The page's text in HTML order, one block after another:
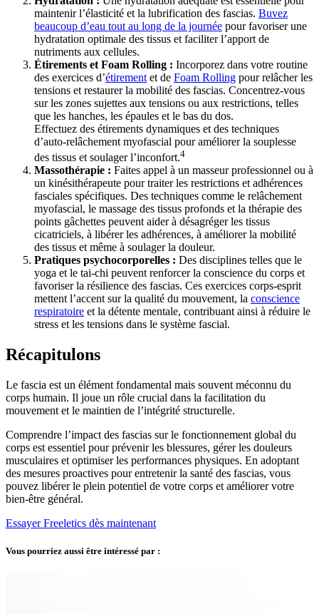
maintenir l’élasticité et la lubrification des fascias. Buvez
beaucoup d’eau tout au long de la journée pour favoriser une
hydratation optimale des tissus et faciliter l’apport de
nutriments aux cellules.
Étirements et Foam Rolling : Incorporez dans votre routine
des exercices d’étirement et de Foam Rolling pour relâcher les
tensions et restaurer la mobilité des fascias. Concentrez-vous
sur les zones sujettes aux tensions ou aux restrictions, telles
que les hanches, les épaules et le bas du dos.
Effectuez des étirements dynamiques et des techniques
d’auto-relâchement myofascial pour améliorer la souplesse
des tissus et soulager l’inconfort.4
Massothérapie : Faites appel à un masseur professionnel ou à
un kinésithérapeute pour traiter les restrictions et adhérences
fasciales spécifiques. Des techniques comme le relâchement
myofascial, le massage des tissus profonds et la thérapie des
points gâchettes peuvent aider à désagréger les tissus
cicatriciels, à libérer les adhérences, à améliorer la mobilité
des tissus et même à soulager la douleur.
Pratiques psychocorporelles : Des disciplines telles que le
yoga et le tai-chi peuvent renforcer la conscience du corps et
favoriser la résilience des fascias. Ces exercices corps-esprit
mettent l’accent sur la qualité du mouvement, la conscience
respiratoire et la détente mentale, contribuant ainsi à réduire le
stress et les tensions dans le système fascial.
Récapitulons
Le fascia est un élément fondamental mais souvent méconnu du
corps humain. Il joue un rôle crucial dans la facilitation du
mouvement et le maintien de l’intégrité structurelle.
Comprendre l’impact des fascias sur le fonctionnement global du
corps est essentiel pour prévenir les blessures, gérer les douleurs
musculaires et optimiser les performances physiques. En adoptant
des mesures proactives pour entretenir la santé des fascias, vous
pouvez libérer le plein potentiel de votre corps et améliorer votre
bien-être général.
Essayer Freeletics dès maintenant
Vous pourriez aussi être intéressé par :